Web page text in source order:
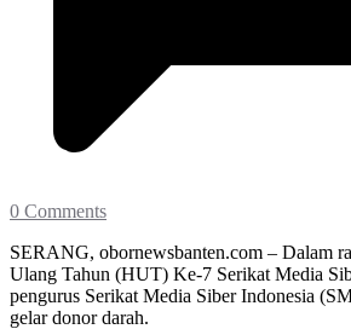
0 Comments
SERANG, obornewsbanten.com – Dalam
Ulang Tahun (HUT) Ke-7 Serikat Media
pengurus Serikat Media Siber Indonesia
gelar donor darah.